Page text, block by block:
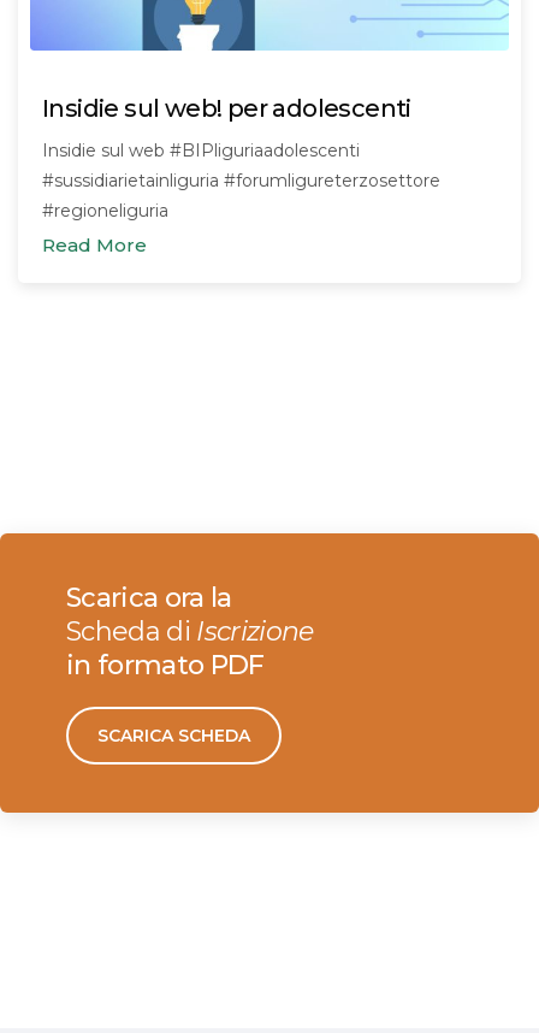
Insidie sul web! per adolescenti
Insidie sul web #BIPliguriaadolescenti
#sussidiarietainliguria #forumligureterzosettore
#regioneliguria
Read More
Scarica ora la
Scheda di Iscrizione
in formato PDF
SCARICA SCHEDA